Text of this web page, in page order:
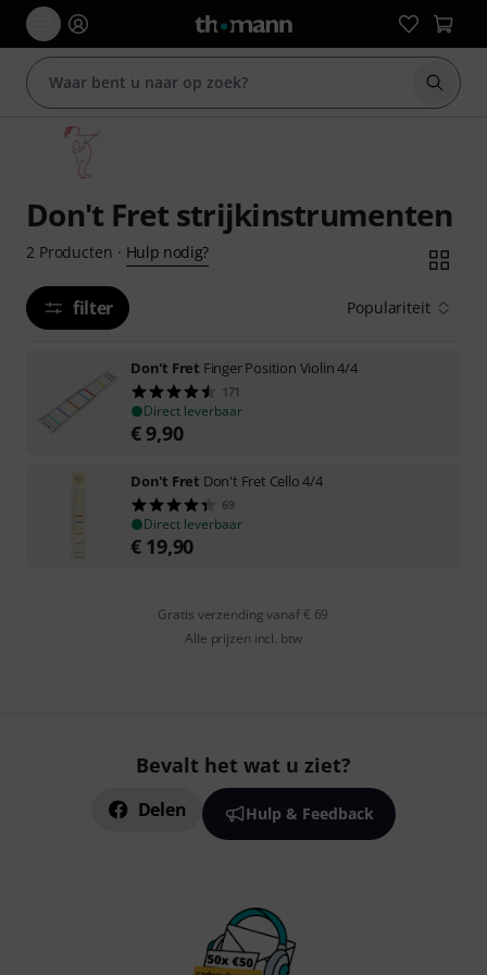
Zoek
Don't Fret strijkinstrumenten
2 Producten · Hulp nodig?
filter Populariteit
Don't Fret Finger Position Violin 4/4
171
Direct leverbaar
€9,90
Don't Fret Don't Fret Cello 4/4
69
Direct leverbaar
€ 19,90
Gratis verzending vanaf € 69
Alle prijzen incl. btw
Bevalt het wat u ziet?
Delen Hulp & Feedback